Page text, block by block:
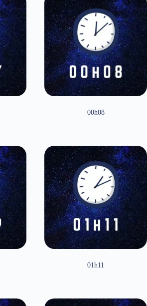
00h08
01h11